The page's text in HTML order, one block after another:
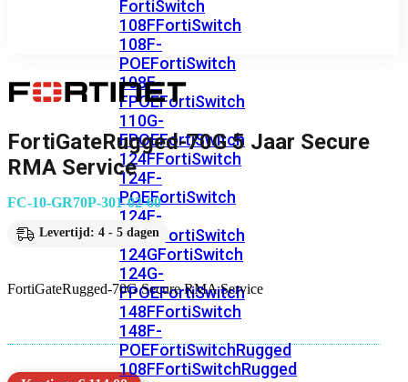
FortiSwitch
108FFortiSwitch
108F-
POEFortiSwitch
108F-
FPOEFortiSwitch
110G-
FPOEFortiSwitch
124FFortiSwitch
124F-
POEFortiSwitch
124F-
FPOE FortiSwitch
124GFortiSwitch
124G-
FPOEFortiSwitch
148FFortiSwitch
148F-
POEFortiSwitchRugged
108FFortiSwitchRugged
FortiGateRugged-70G 5 Jaar Secure
RMA Service
FC-10-GR70P-301-02-60
Levertijd: 4 - 5 dagen
FortiGateRugged-70G Secure RMA Service